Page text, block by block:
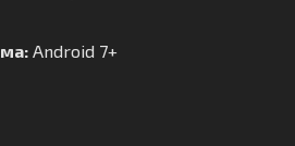
Android 7+